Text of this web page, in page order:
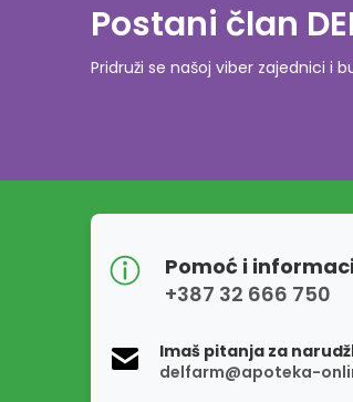
Postani član
Pridruži se našoj viber zajednici i
Pomoć i
+387 32 666 750
Imaš pitanja za
delfarm@apoteka-